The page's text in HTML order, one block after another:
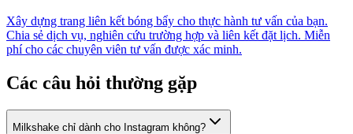
Xây dựng trang liên kết bóng bẩy cho thực hành tư vấn của bạn.
Chia sẻ dịch vụ, nghiên cứu trường hợp và liên kết đặt lịch. Miễn
phí cho các chuyên viên tư vấn được xác minh.
Các câu hỏi thường gặp
Milkshake chỉ dành cho Instagram không?